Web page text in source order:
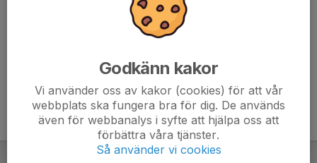
Godkänn kakor
Vi använder oss av kakor (cookies) för att vår
webbplats ska fungera bra för dig. De används
även för webbanalys i syfte att hjälpa oss att
förbättra våra tjänster.
Så använder vi cookies